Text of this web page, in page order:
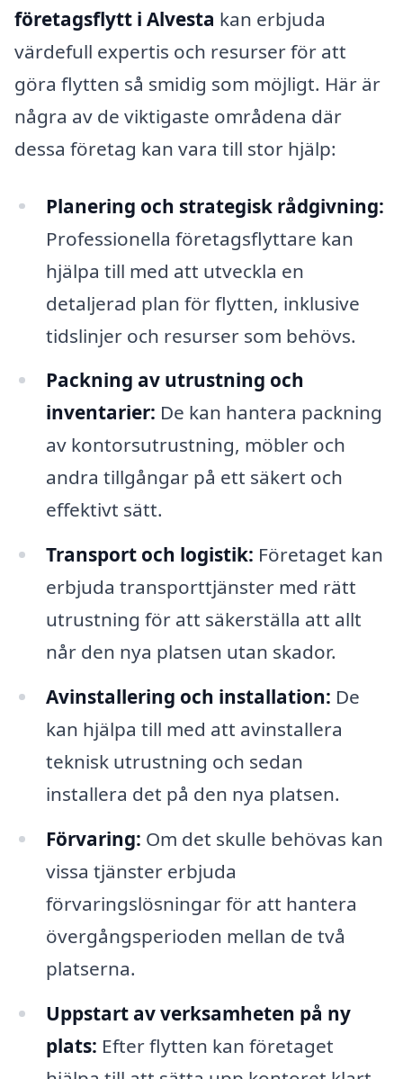
företagsflytt i Alvesta kan erbjuda
värdefull expertis och resurser för att
göra flytten så smidig som möjligt. Här är
några av de viktigaste områdena där
dessa företag kan vara till stor hjälp:
Planering och strategisk rådgivning:
Professionella företagsflyttare kan
hjälpa till med att utveckla en
detaljerad plan för flytten, inklusive
tidslinjer och resurser som behövs.
Packning av utrustning och
inventarier: De kan hantera packning
av kontorsutrustning, möbler och
andra tillgångar på ett säkert och
effektivt sätt.
Transport och logistik: Företaget kan
erbjuda transporttjänster med rätt
utrustning för att säkerställa att allt
når den nya platsen utan skador.
Avinstallering och installation: De
kan hjälpa till med att avinstallera
teknisk utrustning och sedan
installera det på den nya platsen.
Förvaring: Om det skulle behövas kan
vissa tjänster erbjuda
förvaringslösningar för att hantera
övergångsperioden mellan de två
platserna.
Uppstart av verksamheten på ny
plats: Efter flytten kan företaget